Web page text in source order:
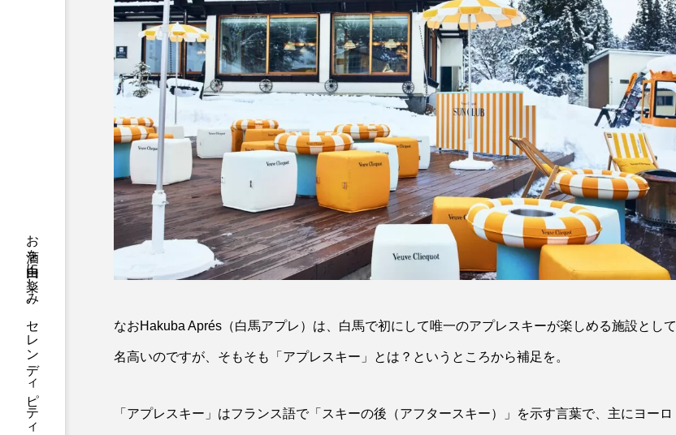
お酒を自由に楽しみ、セレンディピティな出会いを なおHakuba Aprés（白馬アプレ）は、白馬で初にして唯一のアプレスキーが楽しめる施設として
名高いのですが、そもそも「アプレスキー」とは？というところから補足を。
「アプレスキー」はフランス語で「スキーの後（アフタースキー）」を示す言葉で、主にヨーロ